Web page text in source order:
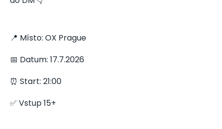
📍 Místo: OX Prague
📅 Datum: 17.7.2026
⏰ Start: 21:00
✅ Vstup 15+